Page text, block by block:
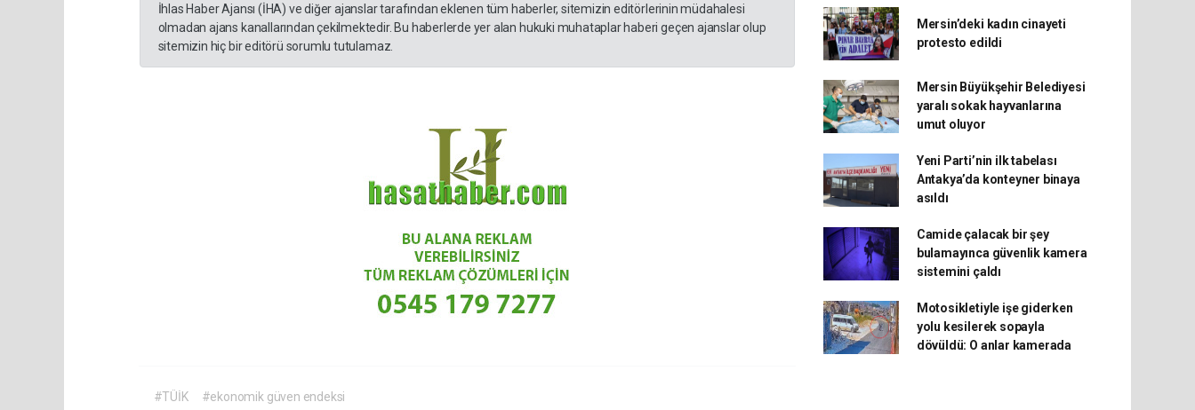
İhlas Haber Ajansı (İHA) ve diğer ajanslar tarafından eklenen tüm haberler, sitemizin editörlerinin müdahalesi
olmadan ajans kanallarından çekilmektedir. Bu haberlerde yer alan hukuki muhataplar haberi geçen ajanslar olup
sitemizin hiç bir editörü sorumlu tutulamaz.
#TÜİK #ekonomik güven endeksi
Mersin’deki kadın cinayeti
protesto edildi
Mersin Büyükşehir Belediyesi
yaralı sokak hayvanlarına
umut oluyor
Yeni Parti’nin ilk tabelası
Antakya’da konteyner binaya
asıldı
Camide çalacak bir şey
bulamayınca güvenlik kamera
sistemini çaldı
Motosikletiyle işe giderken
yolu kesilerek sopayla
dövüldü: O anlar kamerada